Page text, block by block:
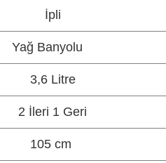
İpli
Yağ Banyolu
3,6 Litre
2 İleri 1 Geri
105 cm